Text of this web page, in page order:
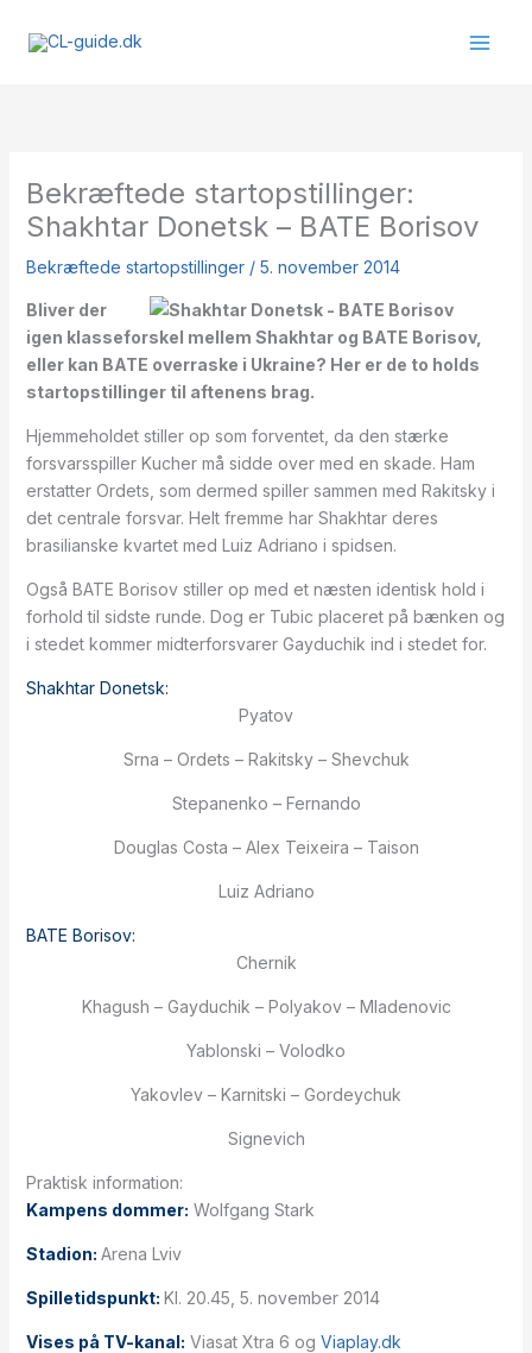
Bekræftede startopstillinger:
Shakhtar Donetsk – BATE Borisov
Bekræftede startopstillinger/ 5. november 2014
Bliver der
igen klasseforskel mellem Shakhtar og BATE Borisov,
eller kan BATE overraske i Ukraine? Her er de to holds
startopstillinger til aftenens brag.
Hjemmeholdet stiller op som forventet, da den stærke
forsvarsspiller Kucher må sidde over med en skade. Ham
erstatter Ordets, som dermed spiller sammen med Rakitsky i
det centrale forsvar. Helt fremme har Shakhtar deres
brasilianske kvartet med Luiz Adriano i spidsen.
Også BATE Borisov stiller op med et næsten identisk hold i
forhold til sidste runde. Dog er Tubic placeret på bænken og
i stedet kommer midterforsvarer Gayduchik ind i stedet for.
Shakhtar Donetsk:
Pyatov
Srna – Ordets – Rakitsky – Shevchuk
Stepanenko – Fernando
Douglas Costa – Alex Teixeira – Taison
Luiz Adriano
BATE Borisov:
Chernik
Khagush – Gayduchik – Polyakov – Mladenovic
Yablonski – Volodko
Yakovlev – Karnitski – Gordeychuk
Signevich
Praktisk information:
Kampens dommer: Wolfgang Stark
Stadion: Arena Lviv
Spilletidspunkt: Kl. 20.45, 5. november 2014
Vises på TV-kanal: Viasat Xtra 6 og Viaplay.dk